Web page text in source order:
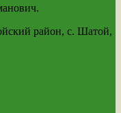
район, с. Шатой,